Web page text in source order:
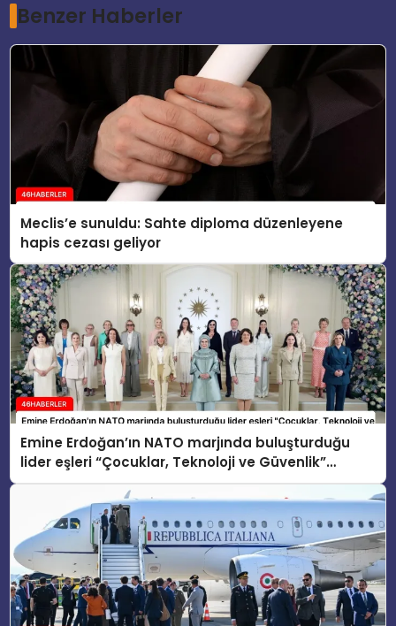
Benzer Haberler
Meclis’e sunuldu: Sahte diploma düzenleyene
hapis cezası geliyor
Emine Erdoğan’ın NATO marjında buluşturduğu
lider eşleri “Çocuklar, Teknoloji ve Güvenlik”
konusunu ele aldı